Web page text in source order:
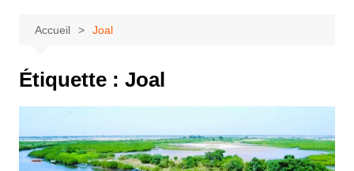
Accueil Joal
Étiquette : Joal